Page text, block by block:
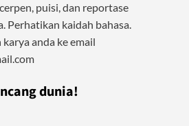
puisi, dan reportase
Perhatikan kaidah bahasa.
anda ke email
dunia!